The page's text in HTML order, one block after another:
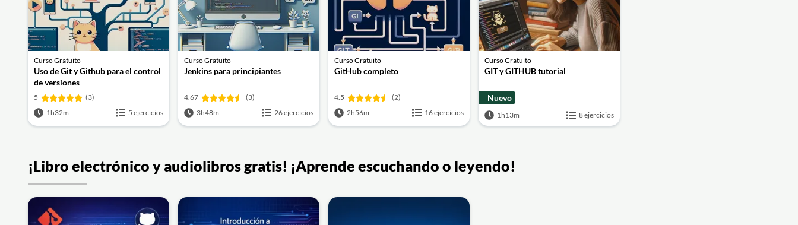
Curso Gratuito
Uso de Git y Github para el control
de versiones
5
(3)
1h32m
5 ejercicios
Curso Gratuito
Jenkins para principiantes
4.67
(3)
3h48m
26 ejercicios
Curso Gratuito
GitHub completo
4.5
(2)
2h56m
16 ejercicios
Curso Gratuito
GIT y GITHUB tutorial
Nuevo
1h13m 8 ejercicios
¡Libro electrónico y audiolibros gratis! ¡Aprende escuchando o leyendo!